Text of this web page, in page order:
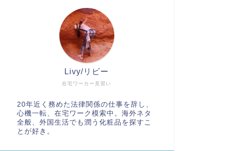
在宅ワーカー見習い
Livy/リビー
20年近く務めた法律関係の仕事を辞し、
心機一転、在宅ワーク模索中。海外ネタ
全般、外国生活でも潤う化粧品を探すこ
とが好き。